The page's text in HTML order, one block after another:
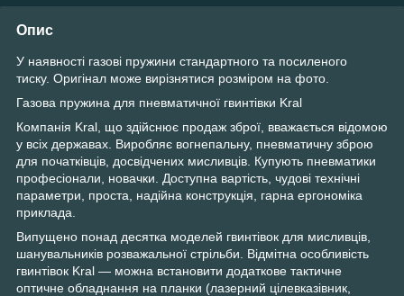
Опис
У наявності газові пружини стандартного та посиленого
тиску. Оригінал може вирізнятися розміром на фото.
Газова пружина для пневматичної гвинтівки Kral
Компанія Kral, що здійснює продаж зброї, вважається відомою
у всіх державах. Виробляє вогнепальну, пневматичну зброю
для початківців, досвідчених мисливців. Купують пневматики
професіонали, новачки. Доступна вартість, чудові технічні
параметри, проста, надійна конструкція, гарна ергономіка
приклада.
Випущено понад десятка моделей гвинтівок для мисливців,
шанувальників розважальної стрільби. Відмітна особливість
гвинтівок Kral — можна встановити додаткове тактичне
оптичне обладнання на планки (лазерний цілевказівник,